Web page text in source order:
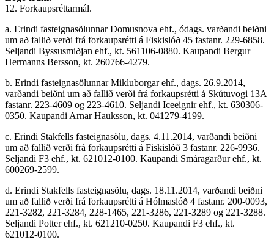
12. Forkaupsréttarmál.
a. Erindi fasteignasölunnar Domusnova ehf., ódags. varðandi beiðni
um að fallið verði frá forkaupsrétti á Fiskislóð 45 fastanr. 229-6858.
Seljandi Byssusmiðjan ehf., kt. 561106-0880. Kaupandi Bergur
Hermanns Bersson, kt. 260766-4279.
b. Erindi fasteignasölunnar Mikluborgar ehf., dags. 26.9.2014,
varðandi beiðni um að fallið verði frá forkaupsrétti á Skútuvogi 13A
fastanr. 223-4609 og 223-4610. Seljandi Iceeignir ehf., kt. 630306-
0350. Kaupandi Arnar Hauksson, kt. 041279-4199.
c. Erindi Stakfells fasteignasölu, dags. 4.11.2014, varðandi beiðni
um að fallið verði frá forkaupsrétti á Fiskislóð 3 fastanr. 226-9936.
Seljandi F3 ehf., kt. 621012-0100. Kaupandi Smáragarður ehf., kt.
600269-2599.
d. Erindi Stakfells fasteignasölu, dags. 18.11.2014, varðandi beiðni
um að fallið verði frá forkaupsrétti á Hólmaslóð 4 fastanr. 200-0093,
221-3282, 221-3284, 228-1465, 221-3286, 221-3289 og 221-3288.
Seljandi Potter ehf., kt. 621210-0250. Kaupandi F3 ehf., kt.
621012-0100.